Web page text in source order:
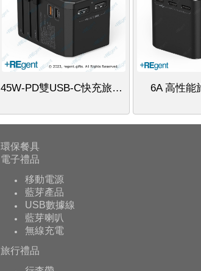
45W-PD雙USB-C快充旅行插頭 6A 高性能
環保餐具
電子禮品
移動電源
藍芽產品
USB數據線
藍芽喇叭
無線充電
旅行禮品